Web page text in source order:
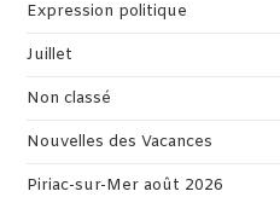
Expression politique
Juillet
Non classé
Nouvelles des Vacances
Piriac-sur-Mer août 2026